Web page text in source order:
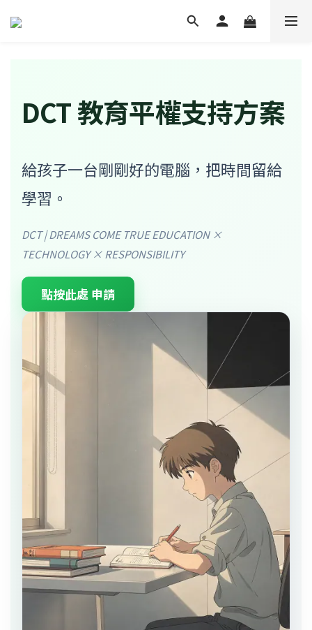
DCT 教育平權支持方案
給孩子一台剛剛好的電腦，把時間留給
學習。
DCT | DREAMS COME TRUE EDUCATION ×
TECHNOLOGY × RESPONSIBILITY
點按此處 申請